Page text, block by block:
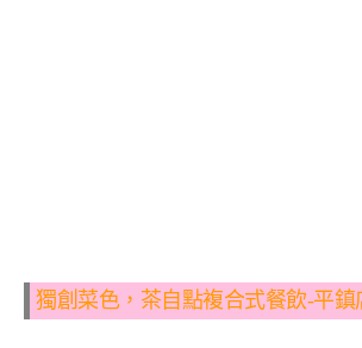
獨創菜色，茶自點複合式餐飲-平鎮